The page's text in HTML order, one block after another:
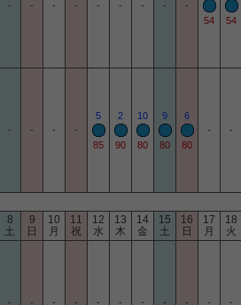
- - - - - - - - -
54 54
- - - -
5
85
2
90
10
80
9
80
6
80
- -
8
土
9
日
10
月
11
祝
12
水
13
木
14
金
15
土
16
日
17
月
18
火
- - - - - - - - - - -